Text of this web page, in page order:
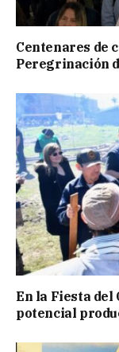
Centenares de
Peregrinación
En la Fiesta del
potencial